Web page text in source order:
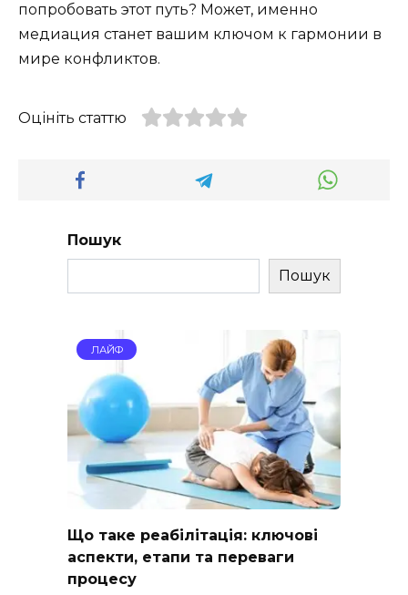
попробовать этот путь? Может, именно
медиация станет вашим ключом к гармонии в
мире конфликтов.
Оцініть статтю
Пошук
Пошук
ЛАЙФ
Що таке реабілітація: ключові
аспекти, етапи та переваги
процесу